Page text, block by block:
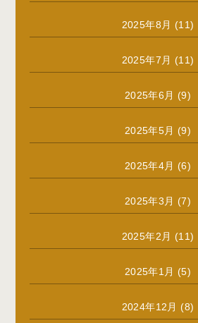
2025年8月 (11)
2025年7月 (11)
2025年6月 (9)
2025年5月 (9)
2025年4月 (6)
2025年3月 (7)
2025年2月 (11)
2025年1月 (5)
2024年12月 (8)